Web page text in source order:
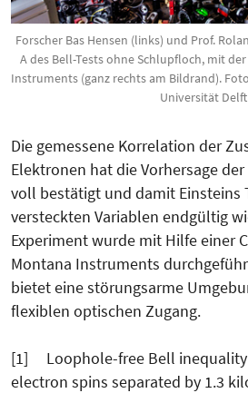
Forscher Bas Hensen (links) und Prof.
A des Bell-Tests ohne Schlupfloch, mit
Instruments (ganz rechts am Bildrand).
Universität Delft
Die gemessene Korrelation der
Elektronen hat die Vor­hersage
voll bestätigt und damit Einsteins
versteckten Variablen endgültig
Experiment wurde mit Hilfe einer
Montana In­struments
bietet eine störungsarme
flexiblen optischen Zugang.
[1] Loophole-free Bell
electron spins separated by 1.3